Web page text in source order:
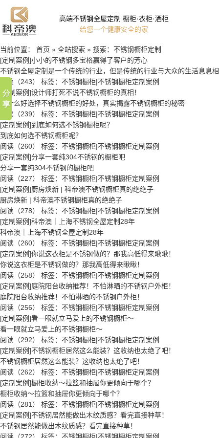
高端不锈钢全屋定制 橱柜·衣柜·酒柜
给您一个健康安全的家
当前位置： 首页 » 全站搜索 » 搜索：不锈钢橱柜定制
[定制案例]小小的不锈钢多宝格赢得了客户的芳心
不锈钢全屋定制是一个传统的行业，但是传统的行业与大众的生活息息
阅读（243） 标签： 不锈钢橱柜|不锈钢橱柜定制案例
[定制案例]设计师打死不说不锈钢橱柜的真相！
为什么好选择不锈钢橱柜的好处，真实揭露不锈钢橱柜的秘密
阅读（239） 标签： 不锈钢橱柜|不锈钢橱柜定制案例
[定制案例]到底如何选不锈钢橱柜呢？
到底如何选不锈钢橱柜呢？
阅读（260） 标签： 不锈钢橱柜|不锈钢橱柜定制案例
[定制案例]分享一套纯304不锈钢的橱柜吧
分享一套纯304不锈钢的橱柜吧
阅读（227） 标签： 不锈钢橱柜|不锈钢橱柜定制案例
[定制案例]厨房焕新 | 科帝澳不锈钢橱柜真的绝绝子
厨房焕新 | 科帝澳不锈钢橱柜真的绝绝子
阅读（278） 标签： 不锈钢橱柜|不锈钢橱柜定制案例
[定制案例]科帝澳｜上海不锈钢全屋定制28年
科帝澳｜上海不锈钢全屋定制28年
阅读（260） 标签： 不锈钢橱柜|不锈钢橱柜定制案例
[定制案例]你说这衣柜是不锈钢做的？那我高低得来瞅瞅！
你说这衣柜是不锈钢做的？那我高低得来瞅瞅！
阅读（258） 标签： 不锈钢橱柜|不锈钢橱柜定制案例
[定制案例]庭院阳台收纳推荐！不怕淋晒的不锈钢户外柜！
庭院阳台收纳推荐！不怕淋晒的不锈钢户外柜！
阅读（256） 标签： 不锈钢橱柜|不锈钢橱柜定制案例
[定制案例]看一眼就立马爱上的不锈钢橱柜～
看一眼就立马爱上的不锈钢橱柜～
阅读（292） 标签： 不锈钢橱柜|不锈钢橱柜定制案例
[定制案例]不锈钢橱柜居然这么能装？这收纳也太绝了吧！
不锈钢橱柜居然这么能装？这收纳也太绝了吧！
阅读（262） 标签： 不锈钢橱柜|不锈钢橱柜定制案例
[定制案例]橱柜收纳～拉篮和抽屉你更倾向于哪个？
橱柜收纳～拉篮和抽屉你更倾向于哪个？
阅读（281） 标签： 不锈钢橱柜|不锈钢橱柜定制案例
[定制案例]不锈钢居然能做出木纹质感？看完直接种草！
不锈钢居然能做出木纹质感？看完直接种草！